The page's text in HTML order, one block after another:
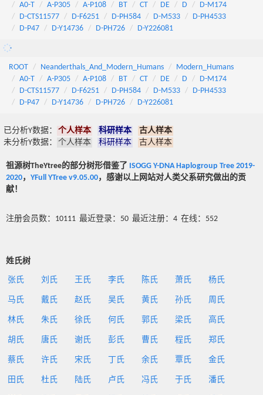
A0-T
A-P305 A-P108 BT CT DE D
D-M174
D-CTS11577
D-F6251 D-PH584 D-M533
D-PH4533
D-P47
D-Y14736 D-PH726 D-Y226081
ROOT Neanderthals_And_Modern_Humans
Modern_Humans
A0-T
A-P305 A-P108 BT CT DE D
D-M174
D-CTS11577
D-F6251 D-PH584 D-M533
D-PH4533
D-P47
D-Y14736 D-PH726 D-Y226081
已分析Y数据： 个人样本 科研样本
古人样本
未分析Y数据：
个人样本 科研样本 古人样本
祖源树TheYtree的部分树形借鉴了 ISOGG Y-DNA Haplogroup Tree 2019-
2020， YFull YTree v9.05.00，感谢以上网站对人类父系研究做出的贡
献！
注册会员数：10111 最近登录：50 最近注册：4 在线：552
姓氏树
张氏 刘氏 王氏 李氏 陈氏 萧氏 杨氏
马氏 戴氏 赵氏 吴氏 黄氏 孙氏 周氏
林氏 朱氏 徐氏 何氏 郭氏 梁氏 高氏
胡氏 唐氏 谢氏 彭氏 曹氏 程氏 郑氏
蔡氏 许氏 宋氏 丁氏 余氏 覃氏 金氏
田氏 杜氏 陆氏 卢氏 冯氏 于氏 潘氏